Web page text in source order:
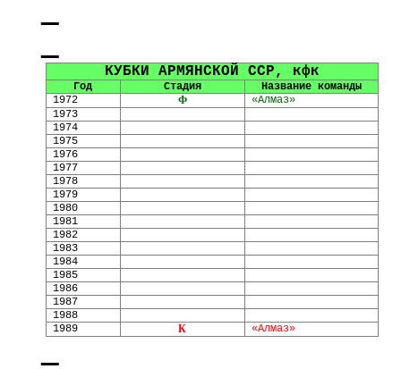
КУБКИ АРМЯНСКОЙ ССР, кфк
Год Стадия
Название команды
1972
Ф «Алмаз»
1973
1974
1975
1976
1977
1978
1979
1980
1981
1982
1983
1984
1985
1986
1987
1988
1989
К «Алмаз»